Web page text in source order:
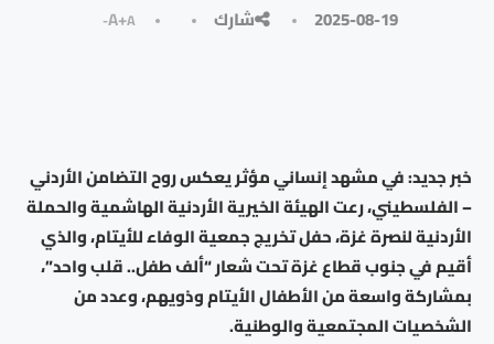
2025-08-19 شارك A+A-
خبر جديد: في مشهد إنساني مؤثر يعكس روح التضامن الأردني
– الفلسطيني، رعت الهيئة الخيرية الأردنية الهاشمية والحملة
الأردنية لنصرة غزة، حفل تخريج جمعية الوفاء للأيتام، والذي
أقيم في جنوب قطاع غزة تحت شعار “ألف طفل.. قلب واحد”،
بمشاركة واسعة من الأطفال الأيتام وذويهم، وعدد من
الشخصيات المجتمعية والوطنية.